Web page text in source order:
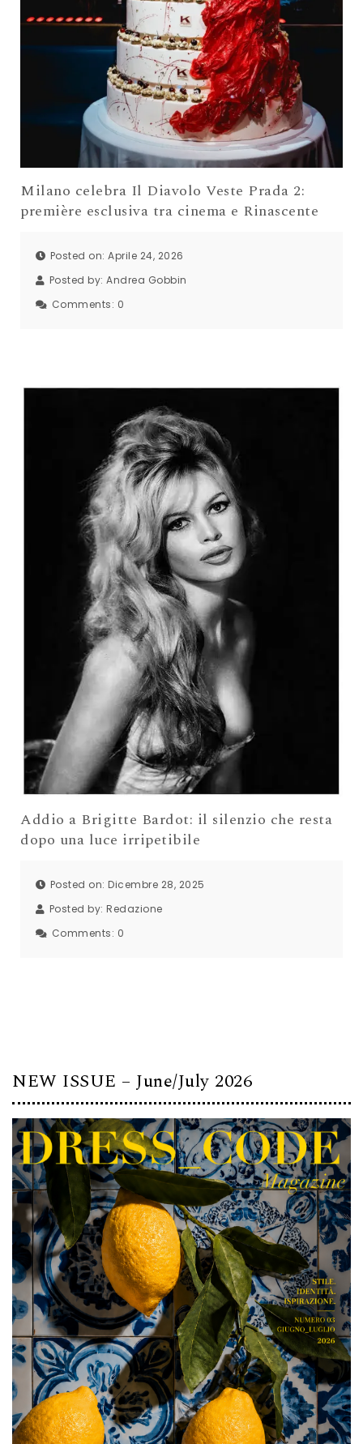
Milano celebra Il Diavolo Veste Prada 2:
première esclusiva tra cinema e Rinascente
Posted on: Aprile 24, 2026
Posted by: Andrea Gobbin
Comments: 0
Addio a Brigitte Bardot: il silenzio che resta
dopo una luce irripetibile
Posted on: Dicembre 28, 2025
Posted by: Redazione
Comments: 0
NEW ISSUE – June/July 2026